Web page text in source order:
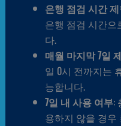
은행 점검 시간
은행 점검 시간으
다.
매월 마지막 7일
일 0시 전까지는
능합니다.
7일 내 사용 여부:
용하지 않을 경우